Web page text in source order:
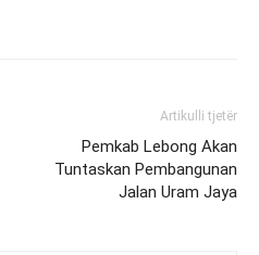
Artikulli tjetër
Pemkab Lebong Akan
Tuntaskan Pembangunan
Jalan Uram Jaya